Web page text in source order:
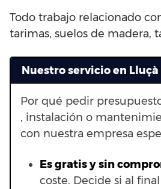
Todo trabajo relacionado
tarimas, suelos de madera,
Nuestro servicio en Lluçà
Por qué pedir
, instalación o
con nuestra empresa
Es gratis y sin
coste. Decide si al